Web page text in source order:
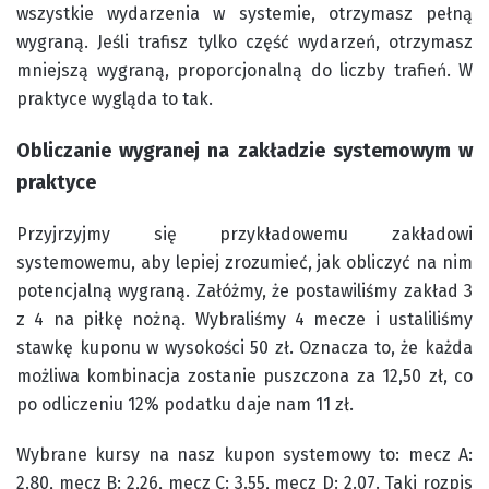
wszystkie wydarzenia w systemie, otrzymasz pełną
wygraną. Jeśli trafisz tylko część wydarzeń, otrzymasz
mniejszą wygraną, proporcjonalną do liczby trafień. W
praktyce wygląda to tak.
Obliczanie wygranej na zakładzie systemowym w
praktyce
Przyjrzyjmy się przykładowemu zakładowi
systemowemu, aby lepiej zrozumieć, jak obliczyć na nim
potencjalną wygraną. Załóżmy, że postawiliśmy zakład 3
z 4 na piłkę nożną. Wybraliśmy 4 mecze i ustaliliśmy
stawkę kuponu w wysokości 50 zł. Oznacza to, że każda
możliwa kombinacja zostanie puszczona za 12,50 zł, co
po odliczeniu 12% podatku daje nam 11 zł.
Wybrane kursy na nasz kupon systemowy to: mecz A:
2.80, mecz B: 2,26, mecz C: 3.55, mecz D: 2.07. Taki rozpis